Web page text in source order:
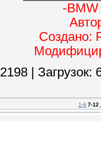
-
Создано:
2198 Загрузок:
1-6 7-12